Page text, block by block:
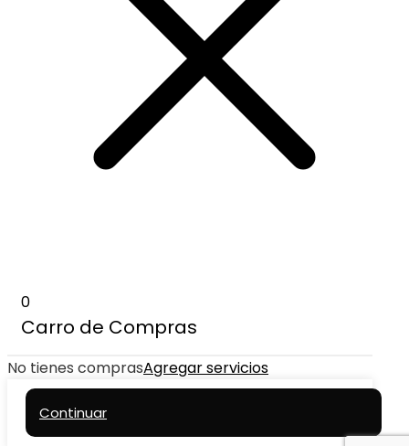
0
Carro de Compras
No tienes comprasAgregar servicios
Continuar